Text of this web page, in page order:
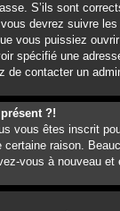
S’ils sont
devrez suivre
vous puissiez
spécifié une
de contacter un
?!
vous êtes inscrit
raison.
vous à nouveau